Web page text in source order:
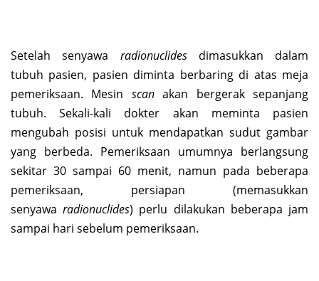
Setelah senyawa radionuclidesdimasukkan dalam
tubuh pasien, pasien diminta berbaring di atas meja
pemeriksaan. Mesin scanakan bergerak sepanjang
tubuh. Sekali-kali dokter akan meminta pasien
mengubah posisi untuk mendapatkan sudut gambar
yang berbeda. Pemeriksaan umumnya berlangsung
sekitar 30 sampai 60 menit, namun pada beberapa
pemeriksaan, persiapan (memasukkan
senyawaradionuclides) perlu dilakukan beberapa jam
sampai hari sebelum pemeriksaan.